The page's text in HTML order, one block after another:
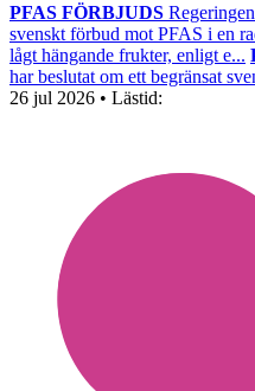
PFAS FÖRBJUDS
svenskt förbud mot PFAS i en
lågt hängande frukter, enligt e...
har beslutat om ett begränsat
26 jul 2026 • Lästid: